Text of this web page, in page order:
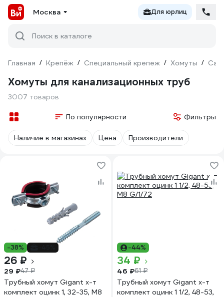
Москва Для юрлиц
Поиск в каталоге
Главная / Крепёж / Специальный крепеж / Хомуты /
Хомуты для канализационных труб
3007 товаров
По популярности Фильтры
Наличие в магазинах Цена Производители
-38%
26 ₽
29 ₽47 ₽
Трубный хомут Gigant х-т
комплект оцинк 1, 32-35, М8
-44%
34 ₽
46 ₽61 ₽
Трубный хомут Gigant х-т
комплект оцинк 1 1/2, 48-53,